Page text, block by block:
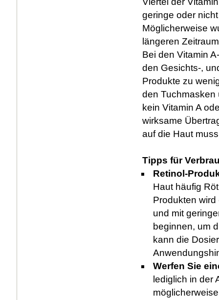
geringe oder
Möglicherweise
längeren
Bei den Vitamin
den Gesichts-,
Produkte zu
den Tuchmasken
kein Vitamin A
wirksame
auf die Haut
Tipps für
Retinol-
Haut häufig
Produkten wird
und mit
beginnen, um
kann die
Werfen Sie
lediglich in der